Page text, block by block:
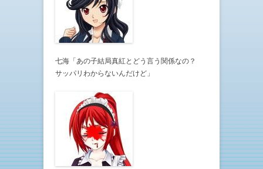
七海「あの子結局真紅とどう言う関係なの？
サッパリわからないんだけど」